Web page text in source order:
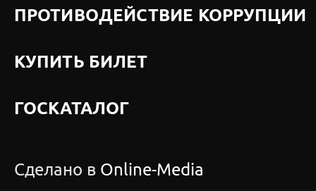
ПРОТИВОДЕЙСТВИЕ КОРРУПЦИИ
КУПИТЬ БИЛЕТ
ГОСКАТАЛОГ
Сделано в Online-Media